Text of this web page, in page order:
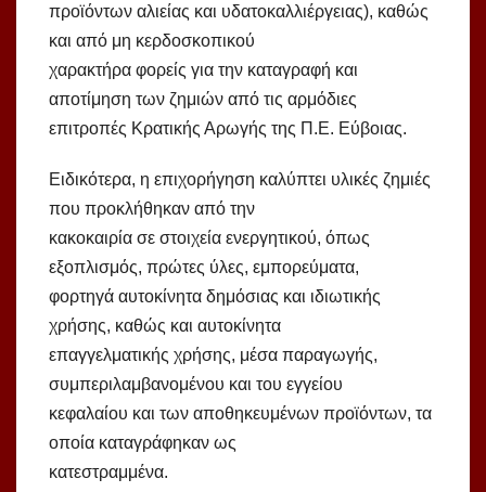
προϊόντων αλιείας και υδατοκαλλιέργειας), καθώς
και από μη κερδοσκοπικού
χαρακτήρα φορείς για την καταγραφή και
αποτίμηση των ζημιών από τις αρμόδιες
επιτροπές Κρατικής Αρωγής της Π.Ε. Εύβοιας.
Ειδικότερα, η επιχορήγηση καλύπτει υλικές ζημιές
που προκλήθηκαν από την
κακοκαιρία σε στοιχεία ενεργητικού, όπως
εξοπλισμός, πρώτες ύλες, εμπορεύματα,
φορτηγά αυτοκίνητα δημόσιας και ιδιωτικής
χρήσης, καθώς και αυτοκίνητα
επαγγελματικής χρήσης, μέσα παραγωγής,
συμπεριλαμβανομένου και του εγγείου
κεφαλαίου και των αποθηκευμένων προϊόντων, τα
οποία καταγράφηκαν ως
κατεστραμμένα.